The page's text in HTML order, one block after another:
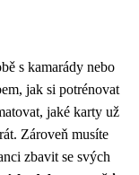
s kamarády nebo
jak si potrénovat
jaké karty už
Zároveň musíte
zbavit se svých